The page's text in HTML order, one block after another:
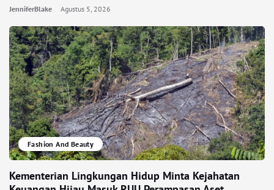
JenniferBlake Agustus 5, 2026
Fashion And Beauty
Kementerian Lingkungan Hidup Minta Kejahatan